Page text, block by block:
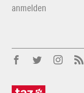
anmelden